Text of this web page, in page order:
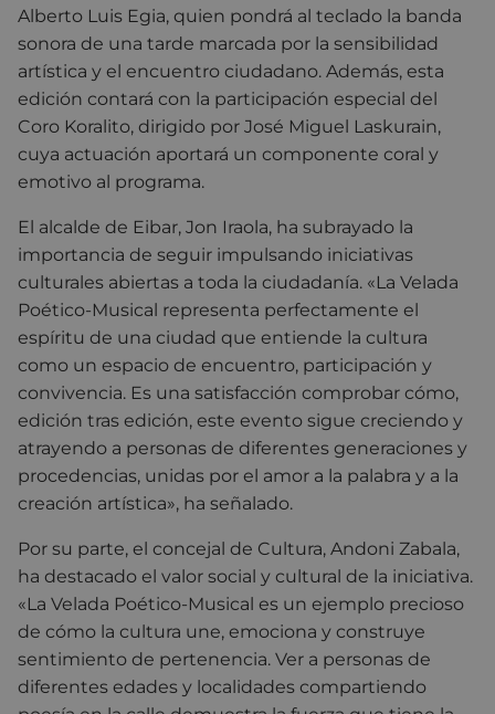
Alberto Luis Egia, quien pondrá al teclado la banda
sonora de una tarde marcada por la sensibilidad
artística y el encuentro ciudadano. Además, esta
edición contará con la participación especial del
Coro Koralito, dirigido por José Miguel Laskurain,
cuya actuación aportará un componente coral y
emotivo al programa.
El alcalde de Eibar, Jon Iraola, ha subrayado la
importancia de seguir impulsando iniciativas
culturales abiertas a toda la ciudadanía. «La Velada
Poético-Musical representa perfectamente el
espíritu de una ciudad que entiende la cultura
como un espacio de encuentro, participación y
convivencia. Es una satisfacción comprobar cómo,
edición tras edición, este evento sigue creciendo y
atrayendo a personas de diferentes generaciones y
procedencias, unidas por el amor a la palabra y a la
creación artística», ha señalado.
Por su parte, el concejal de Cultura, Andoni Zabala,
ha destacado el valor social y cultural de la iniciativa.
«La Velada Poético-Musical es un ejemplo precioso
de cómo la cultura une, emociona y construye
sentimiento de pertenencia. Ver a personas de
diferentes edades y localidades compartiendo